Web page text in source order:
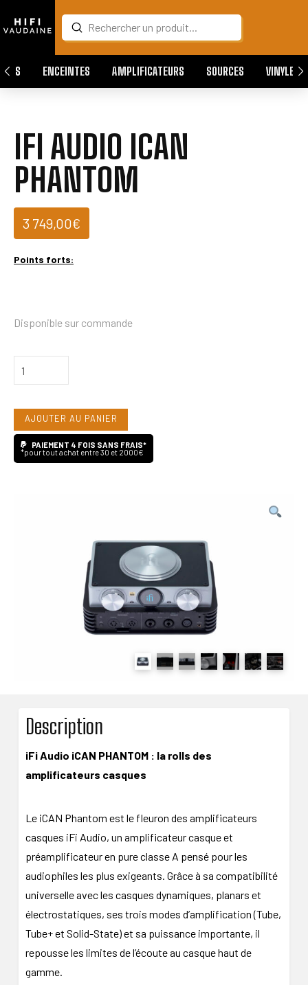
Search
Submit
ENCEINTES AMPLIFICATEURS SOURCES VINYLES
IFI AUDIO ICAN
PHANTOM
3 749,00€
Points forts:
Disponible sur commande
quantité
de
Audio
iCan
PHANTOM
AJOUTER AU PANIER
PAIEMENT 4 FOIS SANS FRAIS*
*pour tout achat entre 30 et 2000€
Description
iFi Audio iCAN PHANTOM : la rolls des
amplificateurs casques
Le iCAN Phantom est le fleuron des amplificateurs
casques iFi Audio, un amplificateur casque et
préamplificateur en pure classe A pensé pour les
audiophiles les plus exigeants. Grâce à sa compatibilité
universelle avec les casques dynamiques, planars et
électrostatiques, ses trois modes d’amplification (Tube,
Tube+ et Solid-State) et sa puissance importante, il
repousse les limites de l’écoute au casque haut de
gamme.